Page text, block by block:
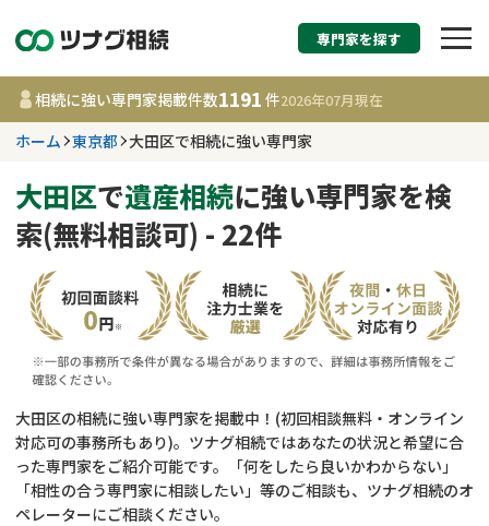
相続税申告・相続手
す
東京都
事務所
相談内容で探す
相続登記
遺留分侵害額請求
コラム
相続手続き
専門家を探す
相続に強い専門家掲載件数1191 件2026年07月現在
ホーム 東京都 大田区で相続に強い専門家
大田区で遺産相続に強い専門家を検
索(無料相談可) - 22件
大田区の相続に強い専門家を掲載中！(初回相談無料・オンライン
対応可の事務所もあり)。ツナグ相続ではあなたの状況と希望に合
った専門家をご紹介可能です。「何をしたら良いかわからない」
「相性の合う専門家に相談したい」等のご相談も、ツナグ相続のオ
ペレーターにご相談ください。